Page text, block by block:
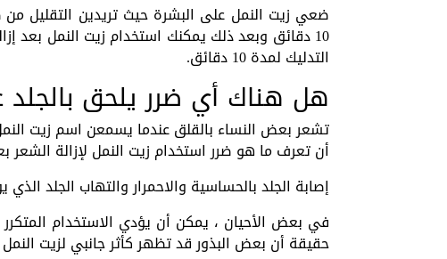
ضعي زيت النمل على البشرة حيث تريدين التقليل
10 دقائق وبعد ذلك يمكنك استخدام زيت النمل بعد
التدليك لمدة 10 دقائق.
هل هناك أي ضرر يلحق بالجلد
تشعر بعض النساء بالقلق عندما يسمعن اسم زيت
أن تعرف ما هو ضرر استخدام زيت النمل لإزالة
إصابة الجلد بالحساسية والاحمرار والتهاب الجلد
في بعض الأحيان ، يمكن أن يؤدي الاستخدام
حقيقة أن بعض البذور قد تظهر كأثر جانبي لزيت